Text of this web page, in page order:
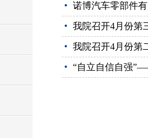
诺博汽车零部件
我院召开4月份第
我院召开4月份第
“自立自信自强